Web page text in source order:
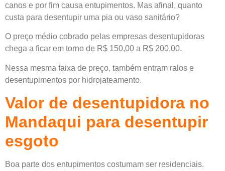
canos e por fim causa entupimentos. Mas afinal, quanto
custa para desentupir uma pia ou vaso sanitário?
O preço médio cobrado pelas empresas desentupidoras
chega a ficar em torno de R$ 150,00 a R$ 200,00.
Nessa mesma faixa de preço, também entram ralos e
desentupimentos por hidrojateamento.
Valor de desentupidora no
Mandaqui para desentupir
esgoto
Boa parte dos entupimentos costumam ser residenciais.